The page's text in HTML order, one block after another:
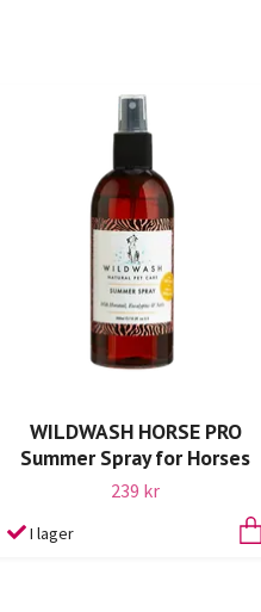
WILDWASH HORSE PRO
Summer Spray for Horses
239 kr
I lager